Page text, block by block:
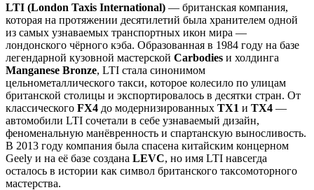
LTI (London Taxis International) — британская компания,
которая на протяжении десятилетий была хранителем одной
из самых узнаваемых транспортных икон мира —
лондонского чёрного кэба. Образованная в 1984 году на базе
легендарной кузовной мастерской Carbodies и холдинга
Manganese Bronze, LTI стала синонимом
цельнометаллического такси, которое колесило по улицам
британской столицы и экспортировалось в десятки стран. От
классического FX4 до модернизированных TX1 и TX4 —
автомобили LTI сочетали в себе узнаваемый дизайн,
феноменальную манёвренность и спартанскую выносливость.
В 2013 году компания была спасена китайским концерном
Geely и на её базе создана LEVC, но имя LTI навсегда
осталось в истории как символ британского таксомоторного
мастерства.